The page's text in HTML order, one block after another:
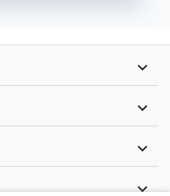



